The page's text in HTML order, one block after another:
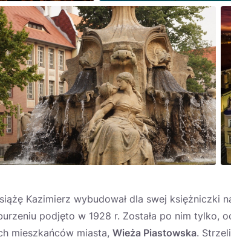
Kazimierz wybudował dla swej księżniczki
podjęto w 1928 r. Została po nim tylko,
mieszkańców miasta, Wieża Piastowska.